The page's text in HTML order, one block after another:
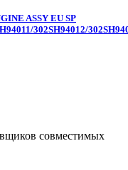
ASSY EU SP
302SH94012/
совместимых